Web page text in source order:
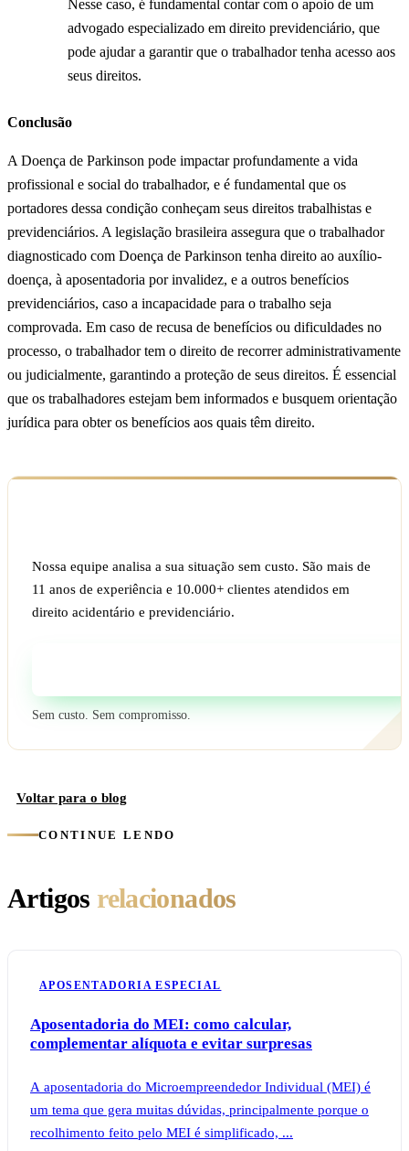
Nesse caso, é fundamental contar com o apoio de um
advogado especializado em direito previdenciário, que
pode ajudar a garantir que o trabalhador tenha acesso aos
seus direitos.
Conclusão
A Doença de Parkinson pode impactar profundamente a vida
profissional e social do trabalhador, e é fundamental que os
portadores dessa condição conheçam seus direitos trabalhistas e
previdenciários. A legislação brasileira assegura que o trabalhador
diagnosticado com Doença de Parkinson tenha direito ao auxílio-
doença, à aposentadoria por invalidez, e a outros benefícios
previdenciários, caso a incapacidade para o trabalho seja
comprovada. Em caso de recusa de benefícios ou dificuldades no
processo, o trabalhador tem o direito de recorrer administrativamente
ou judicialmente, garantindo a proteção de seus direitos. É essencial
que os trabalhadores estejam bem informados e busquem orientação
jurídica para obter os benefícios aos quais têm direito.
Nossa equipe analisa a sua situação sem custo. São mais de
11 anos de experiência e 10.000+ clientes atendidos em
direito acidentário e previdenciário.
Sem custo. Sem compromisso.
Voltar para o blog
CONTINUE LENDO
Artigos relacionados
APOSENTADORIA ESPECIAL
Aposentadoria do MEI: como calcular,
complementar alíquota e evitar surpresas
A aposentadoria do Microempreendedor Individual (MEI) é
um tema que gera muitas dúvidas, principalmente porque o
recolhimento feito pelo MEI é simplificado, ...